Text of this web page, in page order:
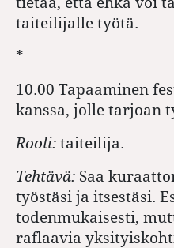
taiteilijalle työtä.
*
10.00 Tapaaminen
kanssa, jolle tarjoan
Rooli: taiteilija.
Tehtävä: Saa
työstäsi ja itsestäsi.
todenmukaisesti,
raflaavia